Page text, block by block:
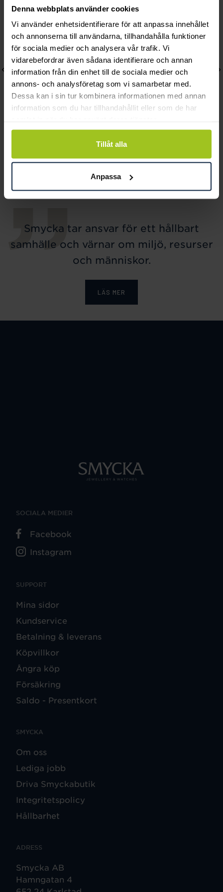
Denna webbplats använder cookies
Vi använder enhetsidentifierare för att anpassa innehållet
och annonserna till användarna, tillhandahålla funktioner
för sociala medier och analysera vår trafik. Vi
vidarebefordrar även sådana identifierare och annan
information från din enhet till de sociala medier och
annons- och analysföretag som vi samarbetar med.
Dessa kan i sin tur kombinera informationen med annan
information som du har tillhandahållit eller som de har
Tillåt alla
Anpassa
10mm
cz liten
Pris
4 260 kr
Smycka tar ansvar för ett hållbart
samhälle och värnar om miljö, resurser
och människor.
LÄS MER
SUPPORT
Mina sidor
Kundservice
Betalning & leverans
Köpvillkor
Ångra köp
Försäkring
Saldo - Presentkort
SMYCKA
Om oss
Lediga jobb
Driva Smyckabutik
Integritetspolicy
Hållbarhet
ADRESS
Smycka AB
Hamngatan 4
SOCIALA MEDIER
Facebook
Instagram